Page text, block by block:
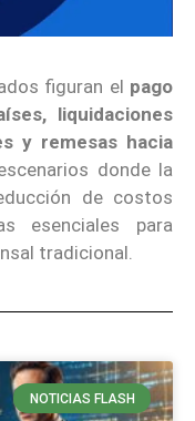
figuran el pago
liquidaciones
y remesas hacia
donde la
de costos
esenciales para
tradicional.
NOTICIAS FLASH